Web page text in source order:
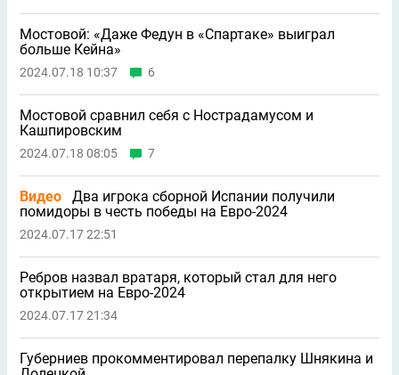
Мостовой: «Даже Федун в «Спартаке» выиграл
больше Кейна»
2024.07.18 10:37 6
Мостовой сравнил себя с Нострадамусом и
Кашпировским
2024.07.18 08:05 7
Видео
Два игрока сборной Испании получили
помидоры в честь победы на Евро-2024
2024.07.17 22:51
Ребров назвал вратаря, который стал для него
открытием на Евро-2024
2024.07.17 21:34
Губерниев прокомментировал перепалку Шнякина и